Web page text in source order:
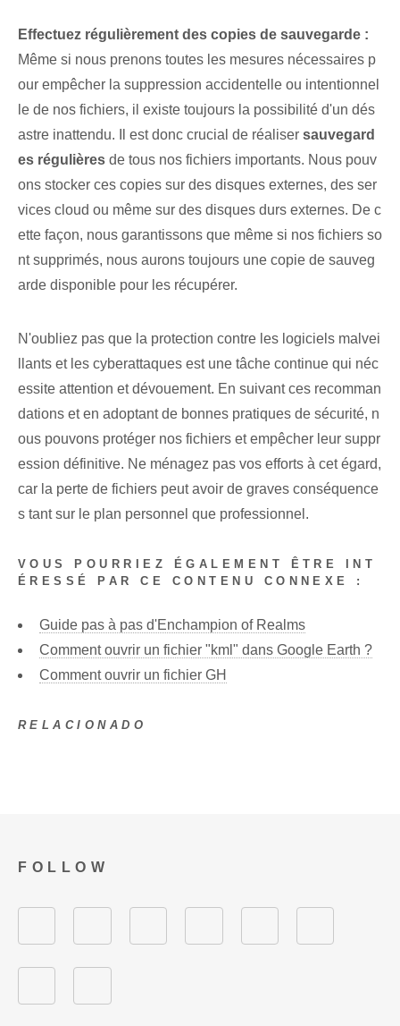
Effectuez régulièrement des copies de sauvegarde :
Même si nous prenons toutes les mesures nécessaires p
our empêcher la suppression accidentelle ou intentionnel
le de nos fichiers, il existe toujours la possibilité d'un dés
astre inattendu. Il est donc crucial de réaliser sauvegard
es régulières de tous nos fichiers importants. Nous pouv
ons stocker ces copies sur des disques externes, des ser
vices cloud ou même sur des disques durs externes. De c
ette façon, nous garantissons que même si nos fichiers so
nt supprimés, nous aurons toujours une copie de sauveg
arde disponible pour les récupérer.
N'oubliez pas que la protection contre les logiciels malvei
llants et les cyberattaques est une tâche continue qui néc
essite attention et dévouement. En suivant ces recomman
dations et en adoptant de bonnes pratiques de sécurité, n
ous pouvons protéger nos fichiers et empêcher leur suppr
ession définitive. Ne ménagez pas vos efforts à cet égard,
car la perte de fichiers peut avoir de graves conséquence
s tant sur le plan personnel que professionnel.
VOUS POURRIEZ ÉGALEMENT ÊTRE INT
ÉRESSÉ PAR CE CONTENU CONNEXE :
Guide pas à pas d'Enchampion of Realms
Comment ouvrir un fichier "kml" dans Google Earth ?
Comment ouvrir un fichier GH
RELACIONADO
FOLLOW